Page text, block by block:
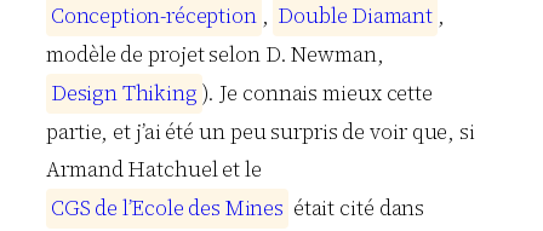
Conception-réception , Double Diamant ,
modèle de projet selon D. Newman,
DesignThiking ). Je connais mieux cette
partie, et j’ai été un peu surpris de voir que, si
Armand Hatchuel et le
CGS de l’Ecole des Mines était cité dans